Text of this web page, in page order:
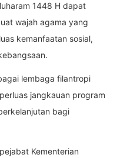
1448 H dapat
wajah agama yang
kemanfaatan sosial,
lembaga filantropi
jangkauan program
bagi
Kementerian